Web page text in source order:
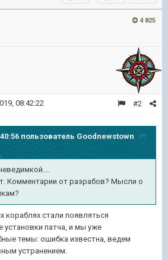
4 825
#2
08:42:22
пользователь Goodnewstown
Комментарии от разрабов? Мысли о
стали появляться
установки патча, и мы уже
темы: ошибка известна, ведем
устранением.